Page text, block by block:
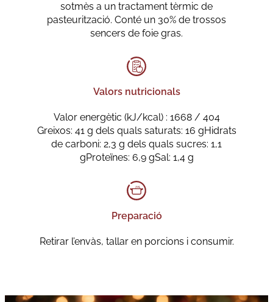
sotmès a un tractament tèrmic de
pasteurització. Conté un 30% de trossos
sencers de foie gras.
Valors nutricionals
Valor energètic (kJ/kcal) : 1668 / 404
Greixos: 41 g dels quals saturats: 16 gHidrats
de carboni: 2,3 g dels quals sucres: 1,1
gProteïnes: 6,9 gSal: 1,4 g
Preparació
Retirar l’envàs, tallar en porcions i consumir.